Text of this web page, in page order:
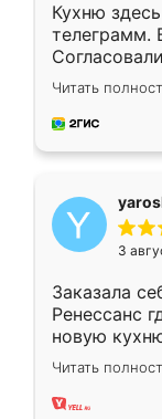
Кухню
телеграмм.
недели
довольны
мебель за
Читать
3
Заказала
Ренессанс
новую
вполне
два года,
Читать